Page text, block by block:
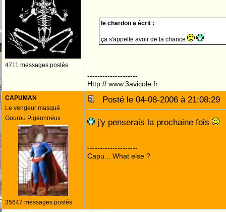
4711 messages postés
le chardon a écrit :
ça s'appelle avoir de la chance
--------------------
Http:// www.3avicole.fr
CAPUMAN
Le vengeur masqué
Gourou Pigeonneux
35647 messages postés
Posté le 04-08-2006 à
j'y penserais la prochaine fois
--------------------
Capu... What else ?